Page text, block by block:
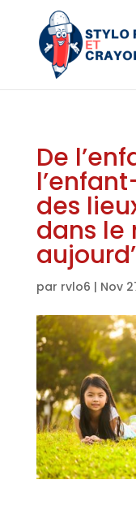
De
des
dans le
par rvlo6 | Nov